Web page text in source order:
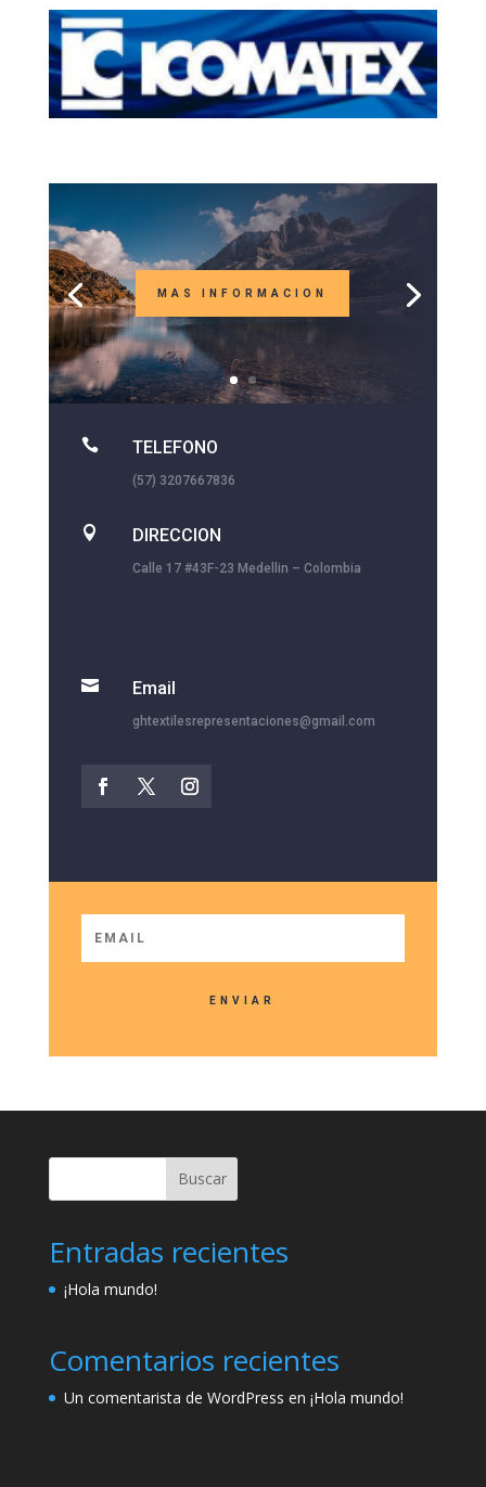
MAS INFORMACION
 TELEFONO
(57) 3207667836
 DIRECCION
Calle 17 #43F-23 Medellin – Colombia
 Email
ghtextilesrepresentaciones@gmail.com
ENVIAR
Buscar
Entradas recientes
¡Hola mundo!
Comentarios recientes
Un comentarista de WordPress en ¡Hola mundo!